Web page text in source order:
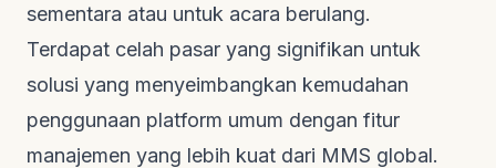
sementara atau untuk acara berulang.
Terdapat celah pasar yang signifikan untuk
solusi yang menyeimbangkan kemudahan
penggunaan platform umum dengan fitur
manajemen yang lebih kuat dari MMS global.